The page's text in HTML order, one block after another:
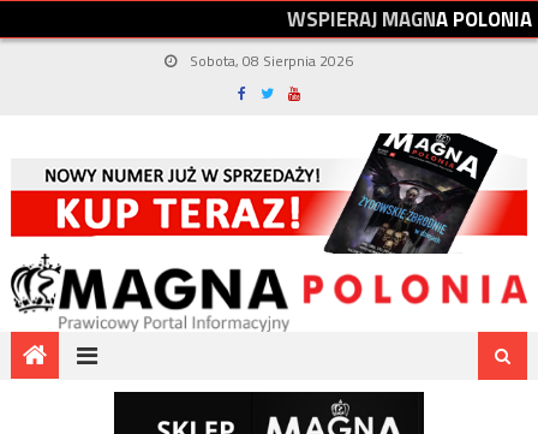
WSPIERAJMAGNAPOLONIA
Sobota, 08 Sierpnia 2026